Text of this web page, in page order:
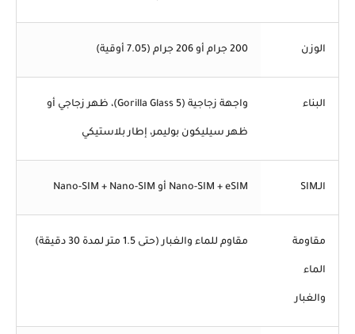
الوزن 200 جرام أو 206 جرام (7.05 أوقية)
البناء واجهة زجاجية (Gorilla Glass 5)، ظهر زجاجي أو
ظهر سيليكون بوليمر، إطار بلاستيكي
الـSIM Nano-SIM + eSIM أو Nano-SIM + Nano-SIM
مقاومة
الماء
والغبار
مقاوم للماء والغبار (حتى 1.5 متر لمدة 30 دقيقة)